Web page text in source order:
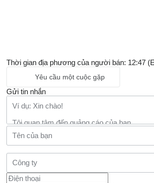
Thời gian địa phương của người bán: 12:47
Yêu cầu một cuộc gặp
Gửi tin nhắn